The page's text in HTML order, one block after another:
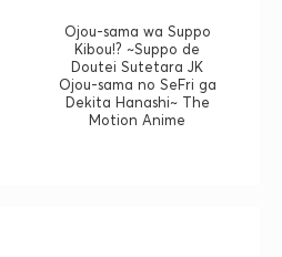
Ojou-sama wa Suppo
Kibou!? ~Suppo de
Doutei Sutetara JK
Ojou-sama no SeFri ga
Dekita Hanashi~ The
Motion Anime